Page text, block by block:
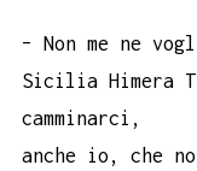
– Non me ne
Sicilia Himera
camminarci,
anche io, che